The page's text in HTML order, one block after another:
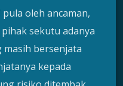
oleh ancaman,
sekutu adanya
bersenjata
kepada